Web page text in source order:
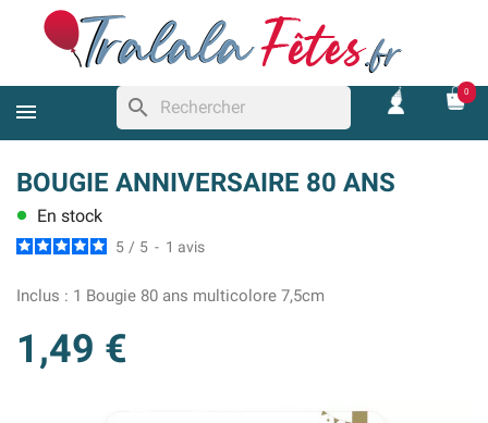
search
0
BOUGIE ANNIVERSAIRE 80 ANS
lens En stock
5 / 5 - 1 avis
Inclus : 1 Bougie 80 ans multicolore 7,5cm
1,49 €